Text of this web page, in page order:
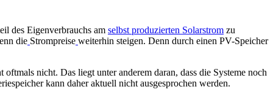
des Eigenverbrauchs am selbst produzierten Solarstrom zu
die Strompreise weiterhin steigen. Denn durch einen PV-Speicher
nicht. Das liegt unter anderem daran, dass die Systeme noch
kann daher aktuell nicht ausgesprochen werden.